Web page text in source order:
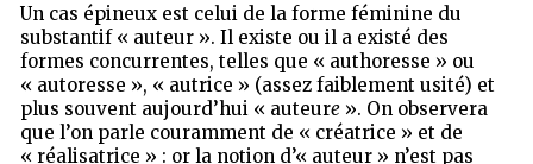
Un cas épineux est celui de la forme féminine du
substantif « auteur ». Il existe ou il a existé des
formes concurrentes, telles que « authoresse » ou
« autoresse », « autrice » (assez faiblement usité) et
plus souvent aujourd’hui « auteure ». On observera
que l’on parle couramment de « créatrice » et de
« réalisatrice » : or la notion d’« auteur » n’est pas